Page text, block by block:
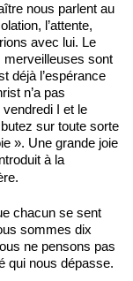
nous parlent au
l’attente,
avec lui. Le
merveilleuses sont
déjà l’espérance
n’a pas
I et le
sur toute sorte
». Une grande joie
à la
chacun se sent
sommes dix
ne pensons pas
qui nous dépasse.